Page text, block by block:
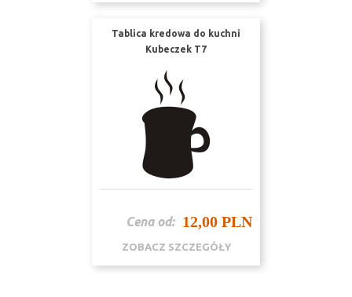
Tablica kredowa do kuchni
Kubeczek T7
Cena od: 12,00 PLN
ZOBACZ SZCZEGÓŁY